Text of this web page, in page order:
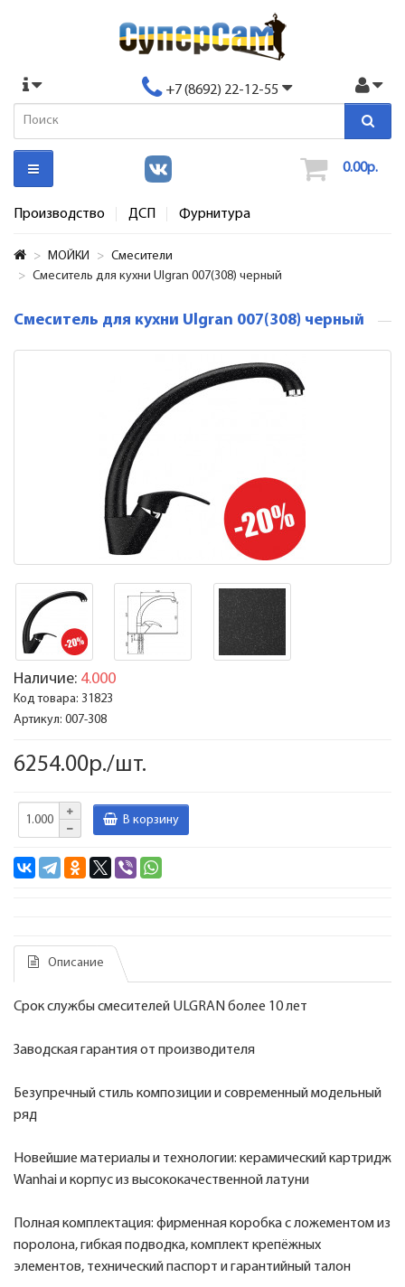
+7 (8692) 22-12-55
0.00р.
Производство ДСП Фурнитура
МОЙКИ
Смесители
Смеситель для кухни Ulgran 007(308) черный
Смеситель для кухни Ulgran 007(308) черный
Наличие: 4.000
Код товара: 31823
Артикул: 007-308
6254.00р./шт.
В корзину
Описание
Срок службы смесителей ULGRAN более 10 лет
Заводская гарантия от производителя
Безупречный стиль композиции и современный модельный
ряд
Новейшие материалы и технологии: керамический картридж
Wanhai и корпус из высококачественной латуни
Полная комплектация: фирменная коробка с ложементом из
поролона, гибкая подводка, комплект крепёжных
элементов, технический паспорт и гарантийный талон